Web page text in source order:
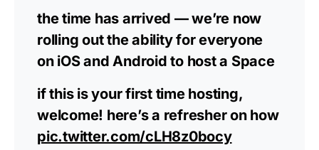
the time has arrived — we’re now
rolling out the ability for everyone
on iOS and Android to host a Space
if this is your first time hosting,
welcome! here’s a refresher on how
pic.twitter.com/cLH8z0bocy